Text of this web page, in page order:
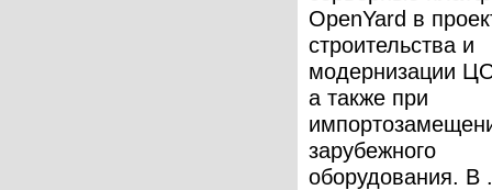
OpenYard в
строительства и
модернизации
а также при
зарубежного
оборудования. В